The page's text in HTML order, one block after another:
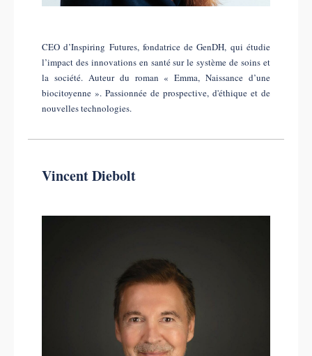
CEO d’Inspiring Futures, fondatrice de GenDH, qui étudie
l’impact des innovations en santé sur le système de soins et
la société. Auteur du roman « Emma, Naissance d’une
biocitoyenne ». Passionnée de prospective, d'éthique et de
nouvelles technologies.
Vincent Diebolt